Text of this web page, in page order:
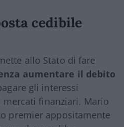
cedibile
allo Stato di fare
aumentare il debito
gli interessi
mercati finanziari. Mario
premier appositamente